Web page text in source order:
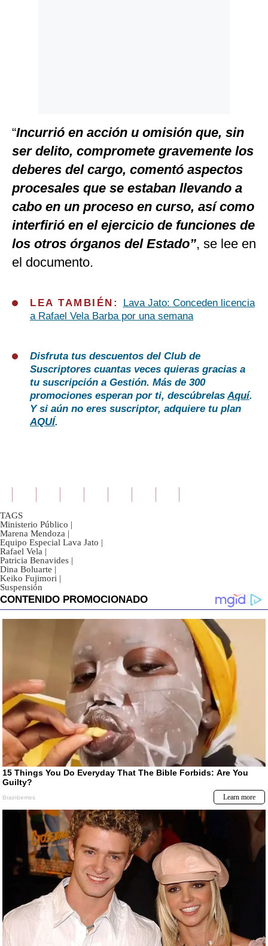
“Incurrió en acción u omisión que, sin
ser delito, compromete gravemente los
deberes del cargo, comentó aspectos
procesales que se estaban llevando a
cabo en un proceso en curso, así como
interfirió en el ejercicio de funciones de
los otros órganos del Estado”, se lee en
el documento.
LEA TAMBIÉN:
Lava Jato: Conceden licencia
a Rafael Vela Barba por una semana
Disfruta tus descuentos del Club de
Suscriptores cuantas veces quieras gracias a
tu suscripción a Gestión. Más de 300
promociones esperan por ti, descúbrelasAquí.
Y si aún no eres suscriptor, adquiere tu plan
AQUÍ.
TAGS
Ministerio Público |
Marena Mendoza |
Equipo Especial Lava Jato |
Rafael Vela |
Patricia Benavides |
Dina Boluarte |
Keiko Fujimori |
Suspensión